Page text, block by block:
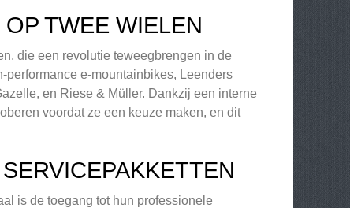
TWEE WIELEN
die een revolutie teweegbrengen in de
performance e-mountainbikes, Leenders
en Riese & Müller. Dankzij een interne
voordat ze een keuze maken, en dit
is de toegang tot hun professionele